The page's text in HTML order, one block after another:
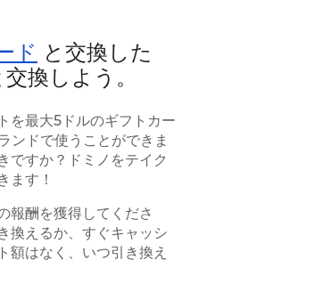
ド と交換した
交換しよう。
を最大5ドルのギフトカー
ドで使うことができま
ですか？ドミノをテイク
ます！
報酬を獲得してくださ
換えるか、すぐキャッシ
額はなく、いつ引き換え